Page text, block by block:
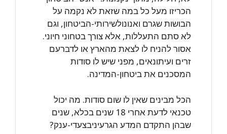
הכריזו מעל כל במה שזאת לא נקמה על
הבושות שגרם ואנונו‏לשירותי-הביטחון, וגם
לא סתם התעללות, אלא צורך בטחוני חיוני.
אסור להניח לו לצאת ‏מהארץ או לדברעם
זרים ועיתונאים, מפני שיש לו סודות
המסכנים את ביטחון-המדינה.‏
הכל מבינים שאין לו שום סודות. מה יכול
טכנאי לדעת אחרי 18 שנים בכלא, שנים
שבהן ‏התקדם המדע הגרעיניבצעדי-ענק?‏